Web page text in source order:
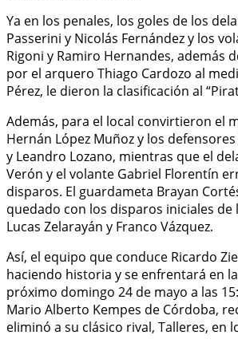
Ya en los penales, los goles de los
Passerini y Nicolás Fernández y los
Rigoni y Ramiro Hernandes, además
por el arquero Thiago Cardozo al
Pérez, le dieron la clasificación al
Además, para el local convirtieron el
Hernán López Muñoz y los
y Leandro Lozano, mientras que el
Verón y el volante Gabriel Florentín
disparos. El guardameta Brayan
quedado con los disparos iniciales de
Lucas Zelarayán y Franco Vázquez.
Así, el equipo que conduce Ricardo
haciendo historia y se enfrentará en
próximo domingo 24 de mayo a las
Mario Alberto Kempes de Córdoba,
eliminó a su clásico rival, Talleres, en